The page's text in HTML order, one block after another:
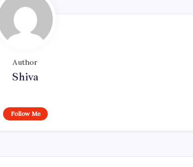
Author
Shiva
Follow Me